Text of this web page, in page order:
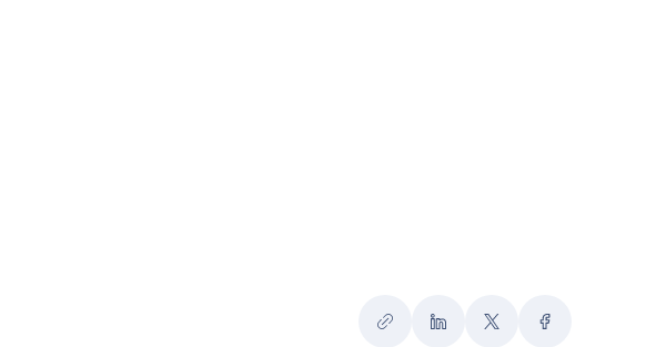
KopiujLinkedInTwitterFacebook